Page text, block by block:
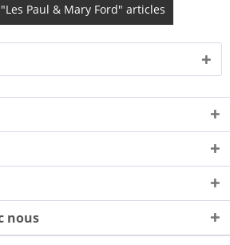
Paul & Mary Ford" articles
nous